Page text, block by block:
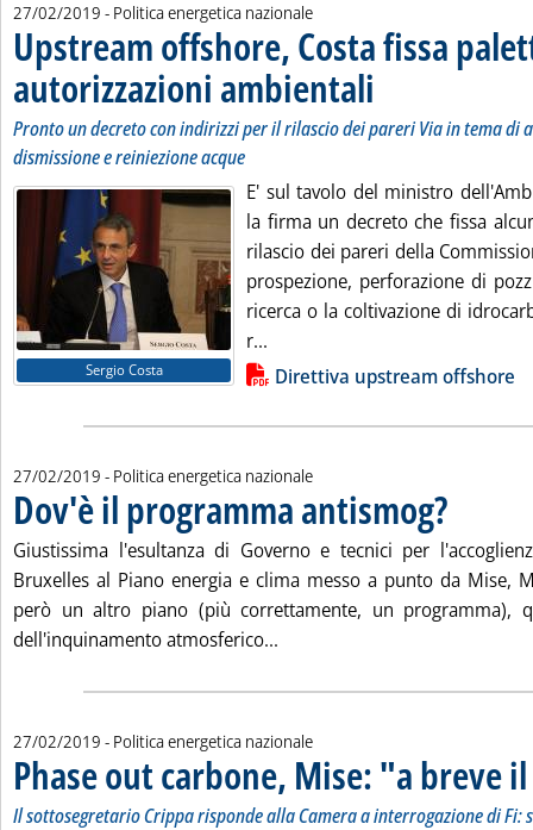
27/02/2019 - Politica energetica nazionale
Upstream offshore, Costa fissa
autorizzazioni ambientali . Sottotitolo: Pronto un
. Pubblicata mercoledì 27
Pronto un decreto con indirizzi per il rilascio dei pareri Via in tema di
dismissione e reiniezione acque
Sergio Costa
E' sul tavolo del ministro
la firma un decreto che fissa
rilascio dei pareri della
prospezione, perforazione di
ricerca o la coltivazione di
r...
Lista allegati PDF alla notiziaDirettiva upstream offshore
27/02/2019 - Politica energetica nazionale
Dov'è il programma antismog?. Pubblicata
Giustissima l'esultanza di Governo e tecnici per
Bruxelles al Piano energia e clima messo a punto da Mise,
però un altro piano (più correttamente, un programma),
dell'inquinamento atmosferico...
27/02/2019 - Politica energetica nazionale
Phase out carbone, Mise: "a breve
Il sottosegretario Crippa risponde alla Camera a interrogazione di Fi: